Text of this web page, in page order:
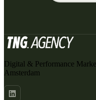
Digital & Performance
Amsterdam